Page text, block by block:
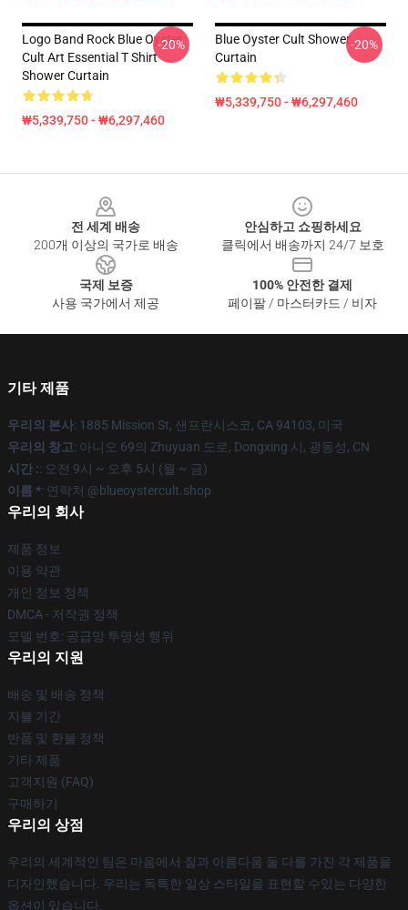
Logo Band Rock Blue Oyster
Cult Art Essential T Shirt
Shower Curtain
₩5,339,750 - ₩6,297,460
-20%
Blue Oyster Cult Shower
Curtain
₩5,339,750 - ₩6,297,460
-20%
전 세계 배송
200개 이상의 국가로 배송
안심하고 쇼핑하세요
클릭에서 배송까지 24/7 보호
국제 보증
사용 국가에서 제공
100% 안전한 결제
페이팔 / 마스터카드 / 비자
기타 제품
우리의 본사: 1885 Mission St, 샌프란시스코, CA 94103, 미국
우리의 창고: 아니오 69의 Zhuyuan 도로, Dongxing 시, 광동성, CN
시간 :: 오전 9시 ~ 오후 5시 (월 ~ 금)
이름 *: 연락처 @blueoystercult.shop
우리의 회사
제품 정보
이용 약관
개인 정보 정책
DMCA - 저작권 정책
모델 번호: 공급망 투명성 행위
우리의 지원
배송 및 배송 정책
지불 기간
반품 및 환불 정책
기타 제품
고객지원 (FAQ)
구매하기
우리의 상점
우리의 세계적인 팀은 마음에서 질과 아름다움 둘 다를 가진 각 제품을
디자인했습니다. 우리는 독특한 일상 스타일을 표현할 수있는 다양한
옵션이 있습니다.